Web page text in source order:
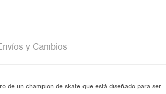
y Cambios
de un champion de skate que está diseñado para ser